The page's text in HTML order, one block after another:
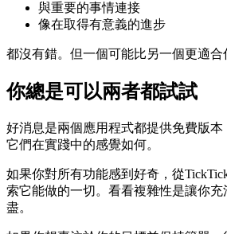
與重要的事情連接
像在取得有意義的進步
都沒有錯。但一個可能比另一個更適合
你總是可以兩者都試試
好消息是兩個應用程式都提供免費版
它們在實踐中的感覺如何。
如果你對所有功能感到好奇，從
索它能做的一切。看看複雜性是讓你
盡。